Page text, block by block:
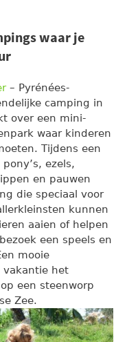
waar je
– Pyrénées-
camping in
over een mini-
waar kinderen
Tijdens een
ezels,
en pauwen
die speciaal voor
kunnen
aaien of helpen
een speels en
mooie
vakantie het
een steenworp
Zee.